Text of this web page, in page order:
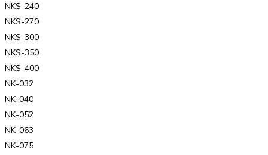
NKS-240
NKS-270
NKS-300
NKS-350
NKS-400
NK-032
NK-040
NK-052
NK-063
NK-075